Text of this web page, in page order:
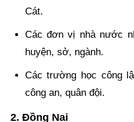
Cát.
Các đơn vị nhà nước
huyện, sở, ngành.
Các trường học công
công an, quân đội.
2. Đồng Nai